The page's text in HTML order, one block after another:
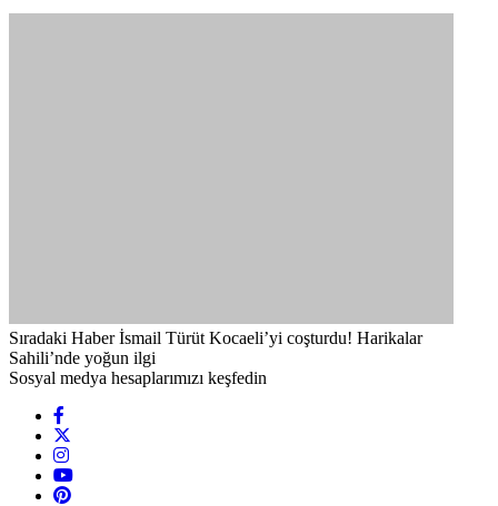
Sıradaki Haber İsmail Türüt Kocaeli’yi coşturdu! Harikalar
Sahili’nde yoğun ilgi
Sosyal medya hesaplarımızı keşfedin